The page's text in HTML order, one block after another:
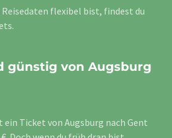
Reisedaten flexibel bist, findest du
günstig von Augsburg
Ticket von Augsburg nach Gent